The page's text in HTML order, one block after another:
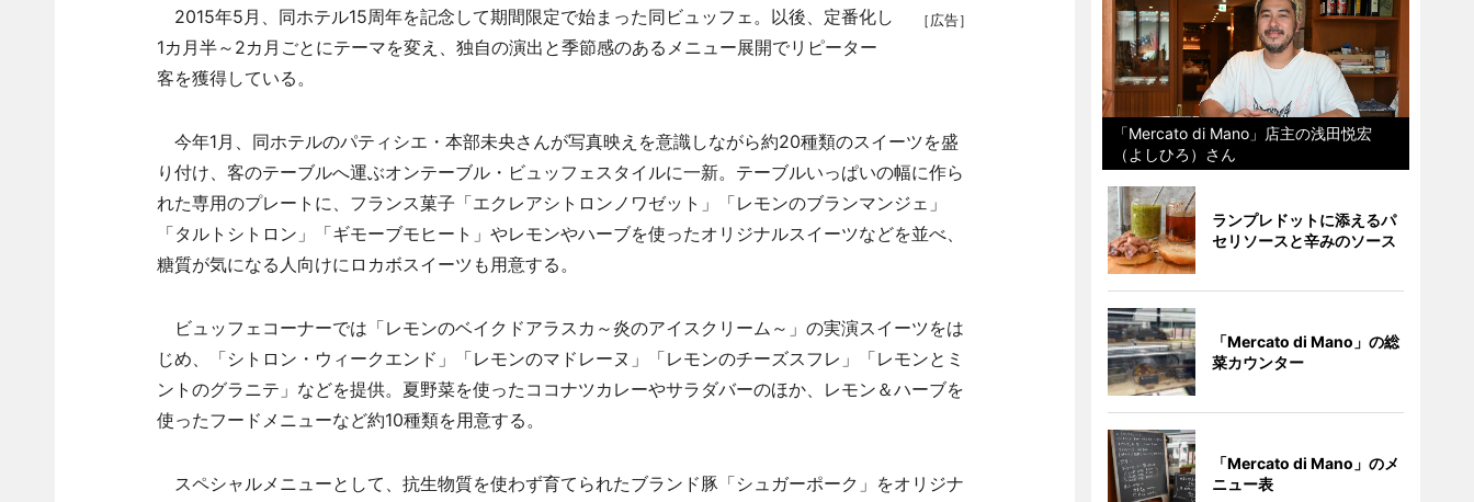
［広告］
2015年5月、同ホテル15周年を記念して期間限定で始まった同ビュッフェ。以後、定番化し
1カ月半～2カ月ごとにテーマを変え、独自の演出と季節感のあるメニュー展開でリピーター
客を獲得している。
今年1月、同ホテルのパティシエ・本部未央さんが写真映えを意識しながら約20種類のスイーツを盛
り付け、客のテーブルへ運ぶオンテーブル・ビュッフェスタイルに一新。テーブルいっぱいの幅に作ら
れた専用のプレートに、フランス菓子「エクレアシトロンノワゼット」「レモンのブランマンジェ」
「タルトシトロン」「ギモーブモヒート」やレモンやハーブを使ったオリジナルスイーツなどを並べ、
糖質が気になる人向けにロカボスイーツも用意する。
ビュッフェコーナーでは「レモンのベイクドアラスカ～炎のアイスクリーム～」の実演スイーツをは
じめ、「シトロン・ウィークエンド」「レモンのマドレーヌ」「レモンのチーズスフレ」「レモンとミ
ントのグラニテ」などを提供。夏野菜を使ったココナツカレーやサラダバーのほか、レモン＆ハーブを
使ったフードメニューなど約10種類を用意する。
スペシャルメニューとして、抗生物質を使わず育てられたブランド豚「シュガーポーク」をオリジナ
「Mercato di Mano」店主の浅田悦宏
（よしひろ）さん
ランプレドットに添えるパ
セリソースと辛みのソース
「Mercato di Mano」の総
菜カウンター
「Mercato di Mano」のメ
ニュー表